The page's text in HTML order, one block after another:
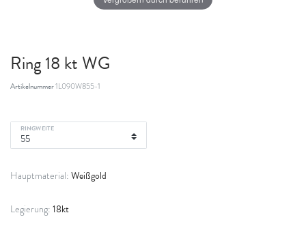
Ring 18 kt WG
Artikelnummer1L090W855-1
RINGWEITE
Hauptmaterial: Weißgold
Legierung: 18kt